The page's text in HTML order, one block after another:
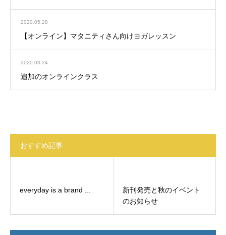
2020.05.28
【オンライン】マタニティさん向けヨガレッスン
2020.03.24
追加のオンラインクラス
おすすめ記事
everyday is a brand ...
新刊発売と秋のイベント
のお知らせ